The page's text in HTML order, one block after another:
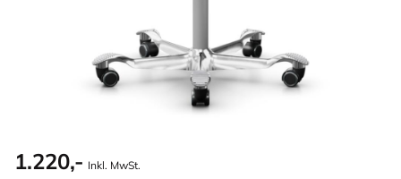
1.220,- Inkl. MwSt.